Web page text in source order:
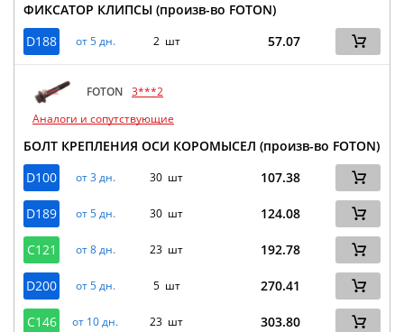
ФИКСАТОР КЛИПСЫ (произв-во FOTON)
D188
от 5 дн. 2 шт 57.07
FOTON 3***2
Аналоги и сопутствующие
БОЛТ КРЕПЛЕНИЯ ОСИ КОРОМЫСЕЛ (произв-во FOTON)
D100
от 3 дн. 30 шт 107.38
D189 от 5 дн. 30 шт 124.08
C121 от 8 дн. 23 шт 192.78
D200 от 5 дн. 5 шт 270.41
C146 от 10 дн. 23 шт 303.80